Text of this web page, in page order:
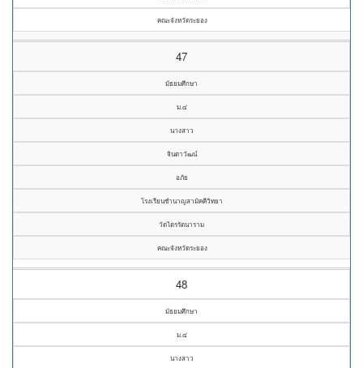
คณะจังหวัดระยอง
47
มัธยมศึกษา
ม.๔
นางสาว
จินดาวัฒน์
อภัย
โรงเรียนชำนาญสามัคคีวิทยา
วัดไตรรัตนาราม
คณะจังหวัดระยอง
48
มัธยมศึกษา
ม.๔
นางสาว